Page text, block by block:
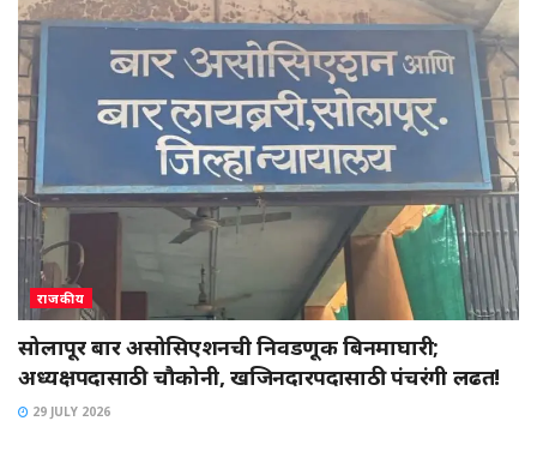
राजकीय
सोलापूर बार असोसिएशनची निवडणूक बिनमाघारी;
अध्यक्षपदासाठी चौकोनी, खजिनदारपदासाठी पंचरंगी लढत!
29 JULY 2026